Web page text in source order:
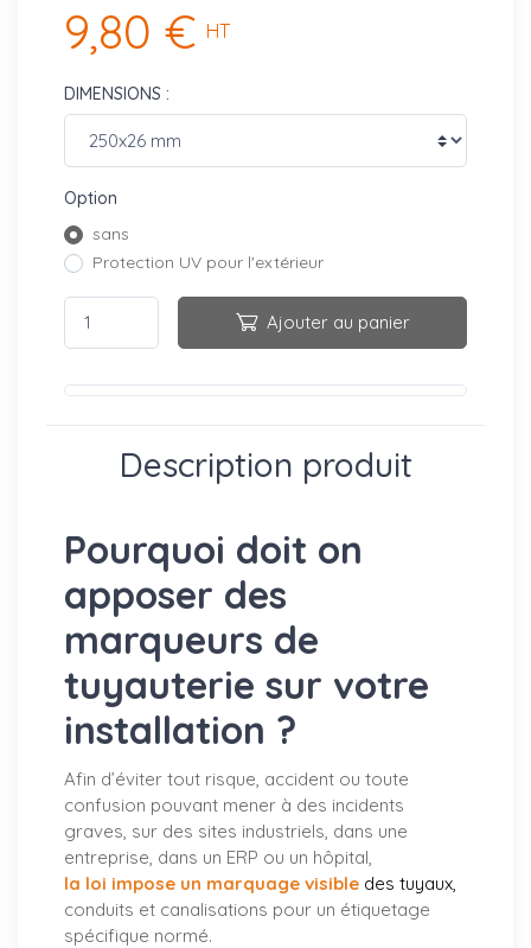
9,80 € HT
DIMENSIONS :
Option
sans
Protection UV pour l'extérieur
Ajouter au panier
Description produit
Pourquoi doit on
apposer des
marqueurs de
tuyauterie sur votre
installation ?
Afin d’éviter tout risque, accident ou toute
confusion pouvant mener à des incidents
graves, sur des sites industriels, dans une
entreprise, dans un ERP ou un hôpital,
la loi impose un marquage visible des tuyaux,
conduits et canalisations pour un étiquetage
spécifique normé.